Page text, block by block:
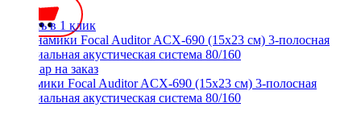
Купить в 1 клик
Динамики Focal Auditor ACX-690 (15х23 см) 3-полосная
коаксиальная акустическая система 80/160